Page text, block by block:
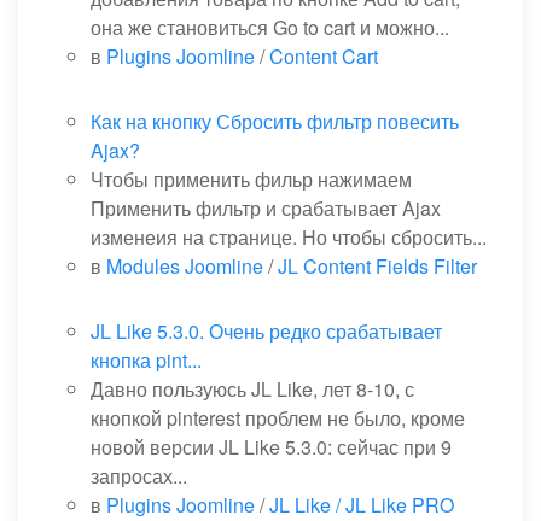
она же становиться Go to cart и можно...
в Plugins Joomline/Content Cart
Как на кнопку Сбросить фильтр повесить
Ajax?
Чтобы применить фильр нажимаем
Применить фильтр и срабатывает Ajax
изменеия на странице. Но чтобы сбросить...
в Modules Joomline/JL Content Fields Filter
JL Like 5.3.0. Очень редко срабатывает
кнопка pint...
Давно пользуюсь JL Like, лет 8-10, с
кнопкой pinterest проблем не было, кроме
новой версии JL Like 5.3.0: сейчас при 9
запросах...
в Plugins Joomline/JL Like / JL Like PRO